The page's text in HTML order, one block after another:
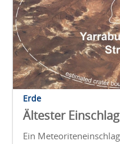
Erde
Ältester
Ein